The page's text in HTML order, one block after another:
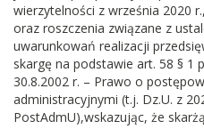
wierzytelności z września 2020
oraz roszczenia związane z
uwarunkowań realizacji
skargę na podstawie art. 58 § 1
30.8.2002 r. – Prawo o
administracyjnymi (t.j. Dz.U. z
PostAdmU),wskazując, że